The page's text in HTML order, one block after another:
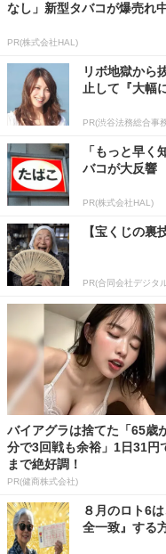
なし」新型タバコが爆売れ
PR(株式会社HAL)
リボ地獄から
止して『大幅
PR(渋谷法務総合事
「もっと早
バコが大反響
PR(株式会社HAL)
【宝くじの
PR(合同会社デジタ
バイアグラは捨てた「65歳
分で3回戦も余裕」1日31円
まで絶好調！
PR(健商株式会社)
８月のロト6
全一致』する